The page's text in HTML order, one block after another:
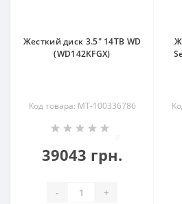
Жесткий диск 3.5" 14TB WD
(WD142KFGX)
Код товара: MT-100336786
39043 грн.
- +